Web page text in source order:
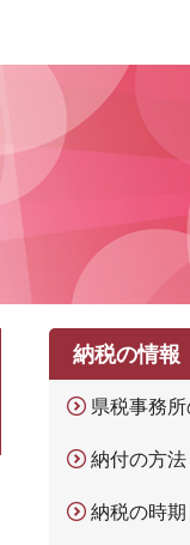
納税の情報
県税事務
納付の方法
納税の時期